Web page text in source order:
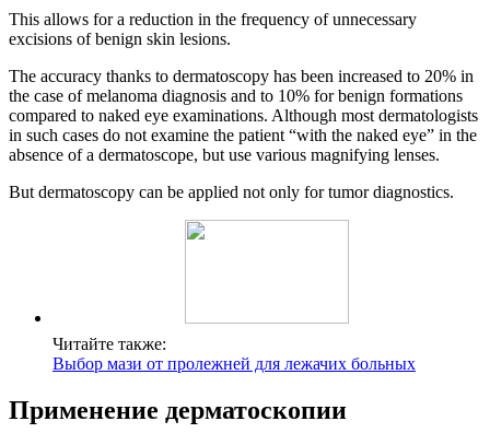
This allows for a reduction in the frequency of unnecessary
excisions of benign skin lesions.
The accuracy thanks to dermatoscopy has been increased to 20% in
the case of melanoma diagnosis and to 10% for benign formations
compared to naked eye examinations. Although most dermatologists
in such cases do not examine the patient “with the naked eye” in the
absence of a dermatoscope, but use various magnifying lenses.
But dermatoscopy can be applied not only for tumor diagnostics.
Читайте также:
Выбор мази от пролежней для лежачих больных
Применение дерматоскопии